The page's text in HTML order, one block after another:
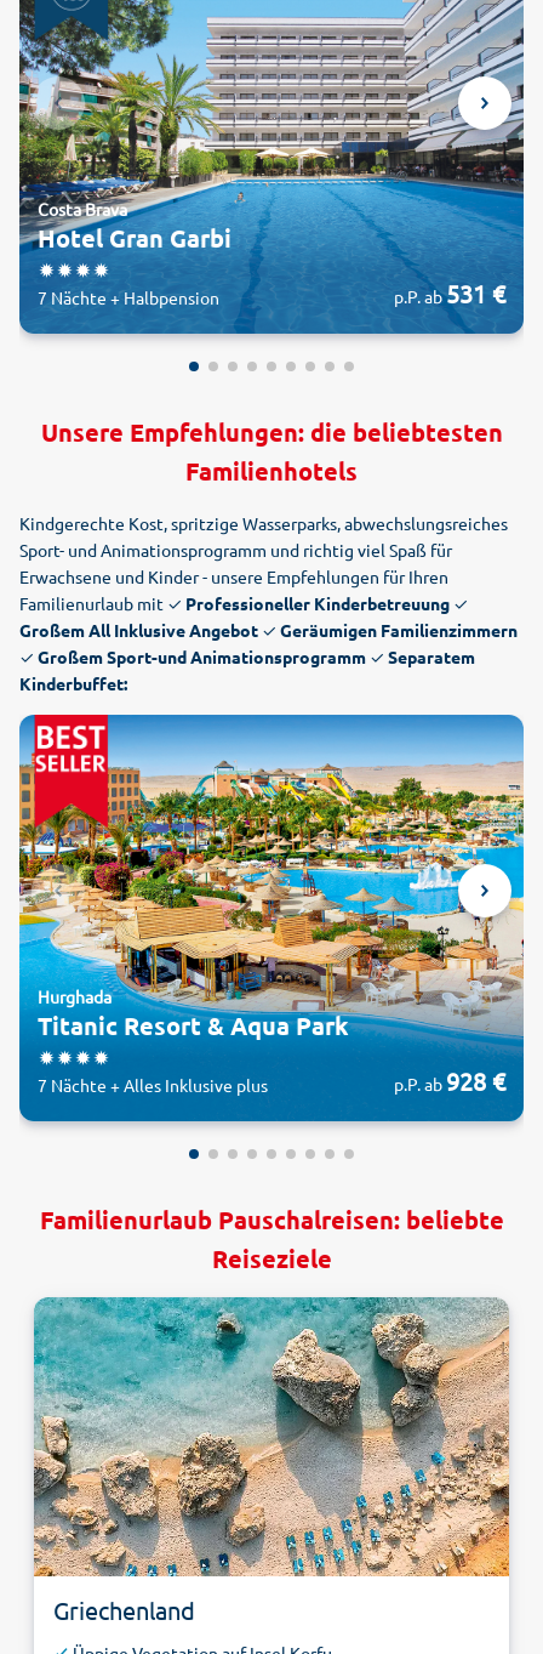
Costa Brava
Hotel Gran Garbi
7 Nächte + Halbpension p.P. ab531 €
Unsere Empfehlungen: die beliebtesten
Familienhotels
Kindgerechte Kost, spritzige Wasserparks, abwechslungsreiches
Sport- und Animationsprogramm und richtig viel Spaß für
Erwachsene und Kinder - unsere Empfehlungen für Ihren
Familienurlaub mit ✓ Professioneller Kinderbetreuung ✓
Großem All Inklusive Angebot ✓ Geräumigen Familienzimmern
✓ Großem Sport-und Animationsprogramm ✓ Separatem
Kinderbuffet:
Hurghada
Titanic Resort & Aqua Park
7 Nächte + Alles Inklusive plus p.P. ab 928 €
Familienurlaub Pauschalreisen: beliebte
Reiseziele
Griechenland